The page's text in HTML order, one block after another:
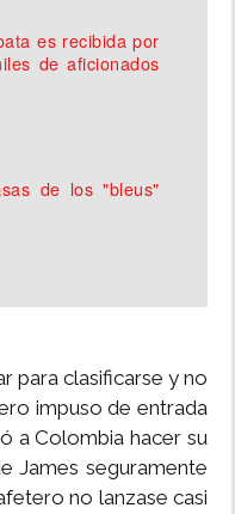
es recibida por
de aficionados
de los "bleus"
para clasificarse y no
impuso de entrada
a Colombia hacer su
James seguramente
no lanzase casi